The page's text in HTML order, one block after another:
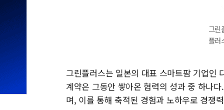
그린
플러
그린플러스는 일본의 대표 스마트팜 기업인
계약은 그동안 쌓아온 협력의 성과 중 하나
며, 이를 통해 축적된 경험과 노하우로 경쟁